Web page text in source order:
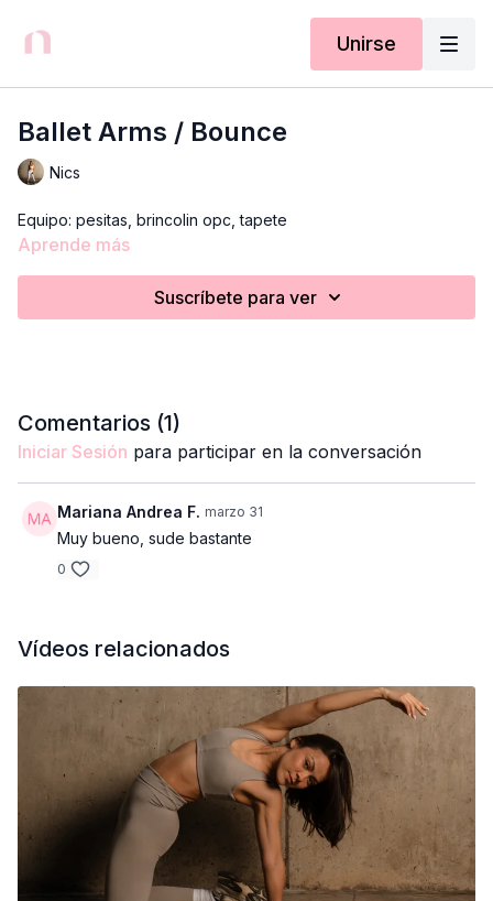
Unirse
Ballet Arms / Bounce
Nics
Equipo: pesitas, brincolin opc, tapete
Aprende más
Suscríbete para ver
Comentarios (1)
Iniciar Sesión para participar en la conversación
Mariana Andrea F. marzo 31
Muy bueno, sude bastante
0
Vídeos relacionados